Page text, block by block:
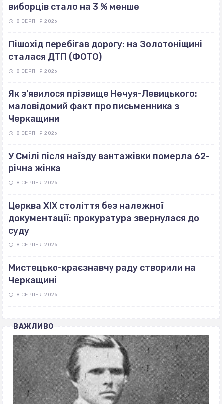
виборців стало на 3 % менше
8 СЕРПНЯ 2026
Пішохід перебігав дорогу: на Золотоніщині
сталася ДТП (ФОТО)
8 СЕРПНЯ 2026
Як з’явилося прізвище Нечуя-Левицького:
маловідомий факт про письменника з
Черкащини
8 СЕРПНЯ 2026
У Смілі після наїзду вантажівки померла 62-
річна жінка
8 СЕРПНЯ 2026
Церква ХІХ століття без належної
документації: прокуратура звернулася до
суду
8 СЕРПНЯ 2026
Мистецько-краєзнавчу раду створили на
Черкащині
8 СЕРПНЯ 2026
ВАЖЛИВО